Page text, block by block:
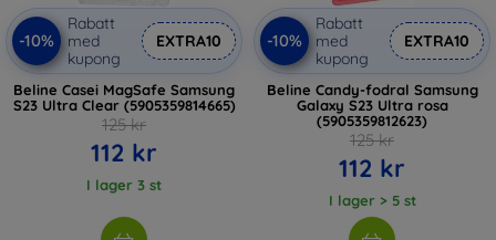
-10%
Rabatt
med
kupong
EXTRA10
Beline Casei MagSafe Samsung
S23 Ultra Clear (5905359814665)
125 kr
112 kr
I lager 3 st
-10%
Rabatt
med
kupong
EXTRA10
Beline Candy-fodral Samsung
Galaxy S23 Ultra rosa
(5905359812623)
125 kr
112 kr
I lager > 5 st